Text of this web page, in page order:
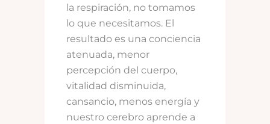
la respiración, no tomamos
lo que necesitamos. El
resultado es una conciencia
atenuada, menor
percepción del cuerpo,
vitalidad disminuida,
cansancio, menos energía y
nuestro cerebro aprende a